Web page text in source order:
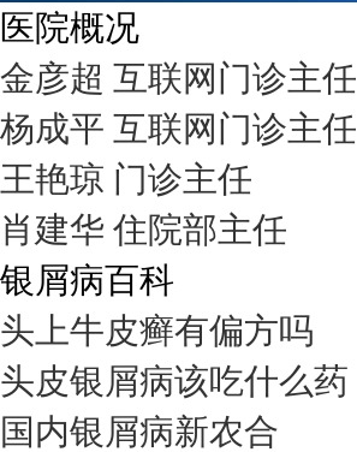
医院概况
金彦超 互联网门诊主任
杨成平 互联网门诊主任
王艳琼 门诊主任
肖建华 住院部主任
银屑病百科
头上牛皮癣有偏方吗
头皮银屑病该吃什么药
国内银屑病新农合